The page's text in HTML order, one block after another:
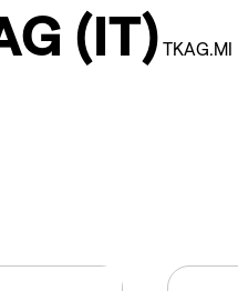
(IT) TKAG.MI